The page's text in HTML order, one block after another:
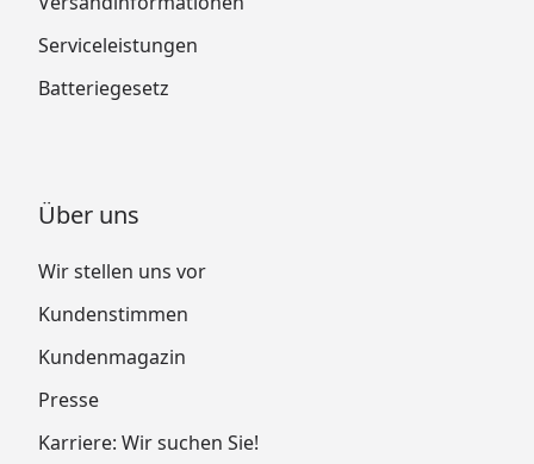
Serviceleistungen
Batteriegesetz
Über uns
Wir stellen uns vor
Kundenstimmen
Kundenmagazin
Presse
Karriere: Wir suchen Sie!